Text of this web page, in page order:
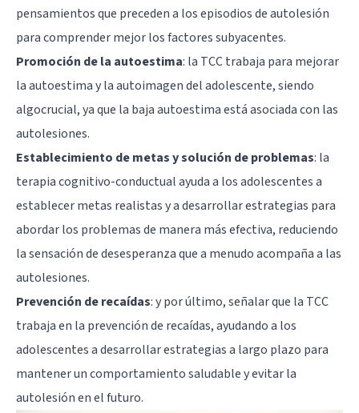
pensamientos que preceden a los episodios de autolesión
para comprender mejor los factores subyacentes.
Promoción de la autoestima: la TCC trabaja para mejorar
la autoestima y la autoimagen del adolescente, siendo
algocrucial, ya que la baja autoestima está asociada con las
autolesiones.
Establecimiento de metas y solución de problemas: la
terapia cognitivo-conductual ayuda a los adolescentes a
establecer metas realistas y a desarrollar estrategias para
abordar los problemas de manera más efectiva, reduciendo
la sensación de desesperanza que a menudo acompaña a las
autolesiones.
Prevención de recaídas: y por último, señalar que la TCC
trabaja en la prevención de recaídas, ayudando a los
adolescentes a desarrollar estrategias a largo plazo para
mantener un comportamiento saludable y evitar la
autolesión en el futuro.